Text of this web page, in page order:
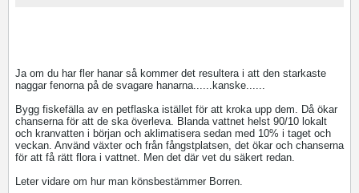
Ja om du har fler hanar så kommer det resultera i att den starkaste
naggar fenorna på de svagare hanarna......kanske......
Bygg fiskefälla av en petflaska istället för att kroka upp dem. Då ökar
chanserna för att de ska överleva. Blanda vattnet helst 90/10 lokalt
och kranvatten i början och aklimatisera sedan med 10% i taget och
veckan. Använd växter och från fångstplatsen, det ökar och chanserna
för att få rätt flora i vattnet. Men det där vet du säkert redan.
Leter vidare om hur man könsbestämmer Borren.